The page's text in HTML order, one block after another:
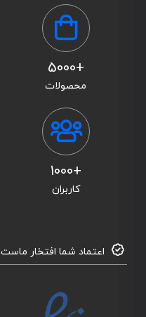
+5000
محصولات
+1000
کاربران
اعتماد شما افتخار ماست